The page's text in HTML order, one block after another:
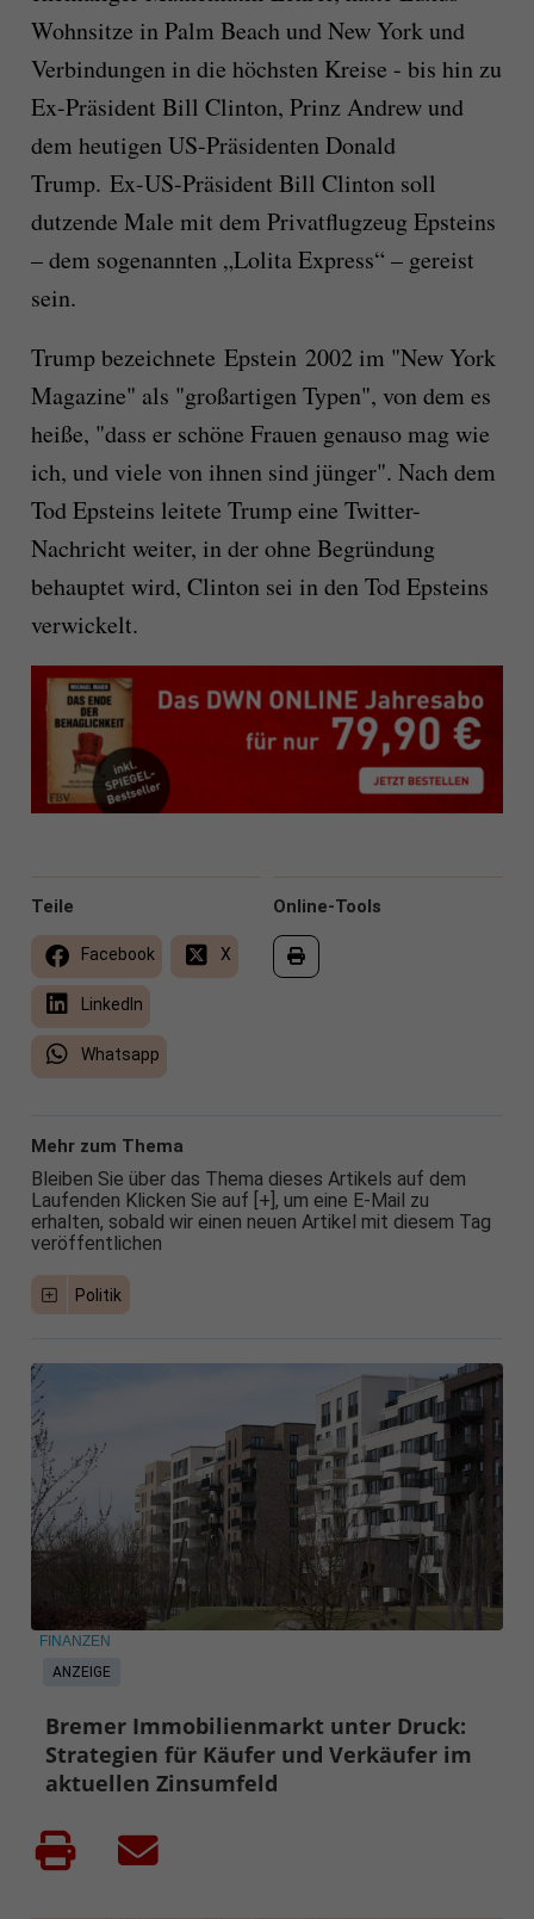
Wohnsitze in Palm Beach und New York und
Verbindungen in die höchsten Kreise - bis hin zu
Ex-Präsident Bill Clinton, Prinz Andrew und
dem heutigen US-Präsidenten Donald
Trump. Ex-US-Präsident Bill Clinton soll
dutzende Male mit dem Privatflugzeug Epsteins
– dem sogenannten „Lolita Express“ – gereist
sein.
Trump bezeichnete Epstein 2002 im "New York
Magazine" als "großartigen Typen", von dem es
heiße, "dass er schöne Frauen genauso mag wie
ich, und viele von ihnen sind jünger". Nach dem
Tod Epsteins leitete Trump eine Twitter-
Nachricht weiter, in der ohne Begründung
behauptet wird, Clinton sei in den Tod Epsteins
verwickelt.
Online-Tools
Teile
Facebook X
LinkedIn
Whatsapp
Mehr zum Thema
Bleiben Sie über das Thema dieses Artikels auf dem
Laufenden Klicken Sie auf [+], um eine E-Mail zu
erhalten, sobald wir einen neuen Artikel mit diesem Tag
veröffentlichen
Politik
ANZEIGE
FINANZEN
Bremer Immobilienmarkt unter Druck:
Strategien für Käufer und Verkäufer im
aktuellen Zinsumfeld